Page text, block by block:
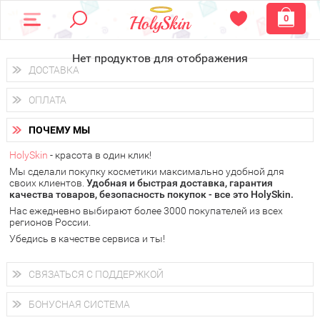
0
Нет продуктов для отображения
ДОСТАВКА
Доставка осуществляетсяпо всем городам России.
Вы можете выбрать доставку курьером, Почтой России или
получить заказ в пунктах выдачи PickPoint или пункте
самовывоза.
В 20 городах России доставка осуществляется ужена
следующий день.
у Вас всегда есть возможность получитьбесплатную
доставку от HolySkin.
подробнее об условиях доставки и оплаты в Вашем городе
ОПЛАТА
Вы можете оплатить свой заказ любым удобным способом:
наличными деньгами (
через интернет-банк (Альфа-банк, Сбербанк) и другими
электронными способами.
ПОЧЕМУ МЫ
HolySkin - красота в один клик!
Мы сделали покупку косметики максимально удобной для
своих клиентов. Удобная и быстрая доставка, гарантия
качества товаров, безопасность покупок - все это HolySkin.
Нас ежедневно выбирают более 3000 покупателей из всех
регионов России.
Убедись в качестве сервиса и ты!
СВЯЗАТЬСЯ С ПОДДЕРЖКОЙ
+7 (800) 707-24-55
Мы будем рады ответить на все Ваши вопросы по работе
магазина, проконсультировать по товарам, рассказать о
БОНУСНАЯ СИСТЕМА